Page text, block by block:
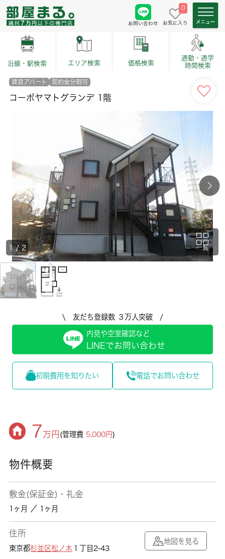
お問い合わせ
0
お気に入り
沿線・駅検索 エリア検索 価格検索
通勤・通学
時間検索
賃貸アパート 契約金分割可
コーポヤマトグランデ 1階
一覧
1/2
\ 友だち登録数 ３万人突破 /
内見や空室確認など
LINEでお問い合わせ
初期費用を知りたい 電話でお問い合わせ
7万円 (管理費 5,000円)
物件概要
敷金(保証金)・礼金
1ヶ月 ／ 1ヶ月
住所
東京都杉並区松ノ木１丁目2-43
地図を見る